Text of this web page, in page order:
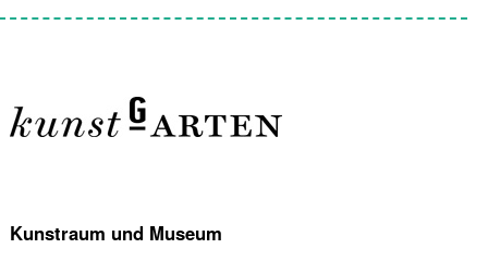
Kunstraum und Museum